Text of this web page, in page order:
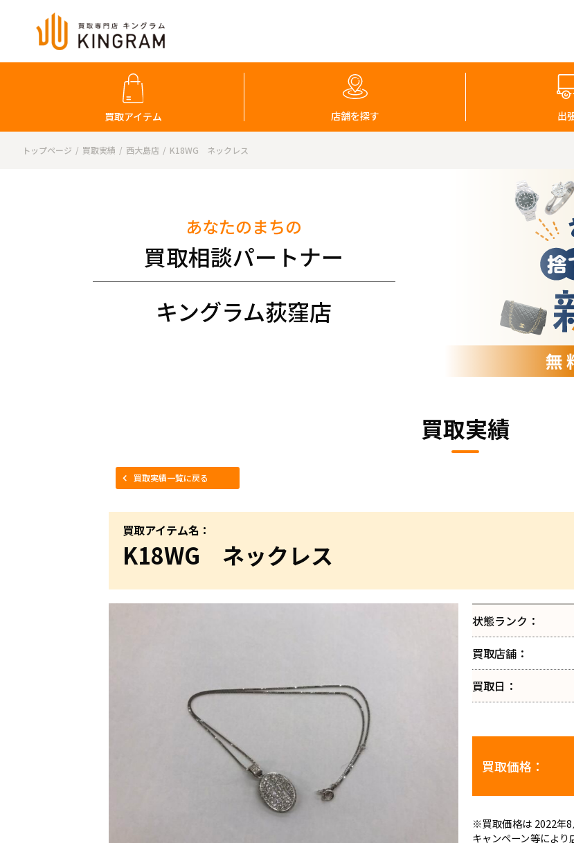
買取アイテム 店舗を探す 出
トップページ 買取実績 西大島店 K18WG ネックレス
キングラム荻窪店
あなたのまちの
買取相談パートナー
買取実績
買取実績一覧に戻る
買取アイテム名：
K18WG ネックレス
状態ランク：
買取店舗：
買取日：
買取価格：
※買取価格は 2022年
キャンペーン等によ